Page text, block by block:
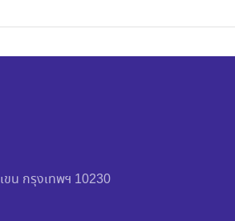
น กรุงเทพฯ 10230